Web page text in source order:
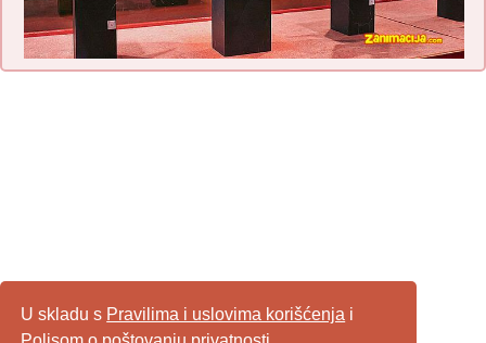
U skladu s Pravilima i uslovima korišćenja i